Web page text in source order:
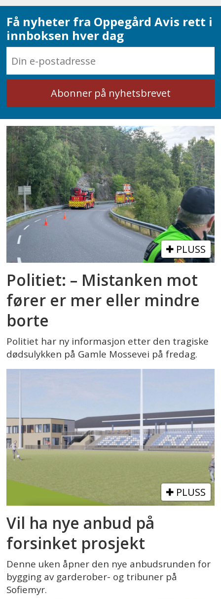
Få nyheter fra Oppegård Avis rett i
innboksen hver dag
PLUSS
Politiet: – Mistanken mot
fører er mer eller mindre
borte
Politiet har ny informasjon etter den tragiske
dødsulykken på Gamle Mossevei på fredag.
PLUSS
Vil ha nye anbud på
forsinket prosjekt
Denne uken åpner den nye anbudsrunden for
bygging av garderober- og tribuner på
Sofiemyr.